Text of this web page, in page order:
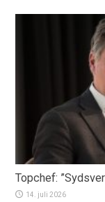
Topchef:
14. juli 2026